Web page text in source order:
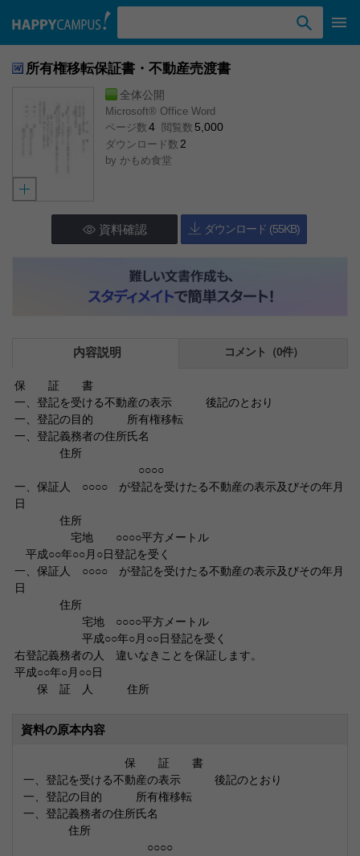
所有権移転保証書・不動産売渡書
全体公開
Microsoft® Office Word
ページ数 4 閲覧数 5,000
ダウンロード数 2
by かもめ食堂
資料確認 ダウンロード (55KB)
内容説明 コメント（0件）
保 証 書
一、登記を受ける不動産の表示 後記のとおり
一、登記の目的 所有権移転
一、登記義務者の住所氏名
住所
○○○○
一、保証人 ○○○○ が登記を受けたる不動産の表示及びその年月
日
住所
宅地 ○○○○平方メートル
平成○○年○○月○日登記を受く
一、保証人 ○○○○ が登記を受けたる不動産の表示及びその年月
日
住所
宅地 ○○○○平方メートル
平成○○年○月○○日登記を受く
右登記義務者の人 違いなきことを保証します。
平成○○年○月○○日
保 証 人 住所
資料の原本内容
保 証 書
一、登記を受ける不動産の表示 後記のとおり
一、登記の目的 所有権移転
一、登記義務者の住所氏名
住所
○○○○